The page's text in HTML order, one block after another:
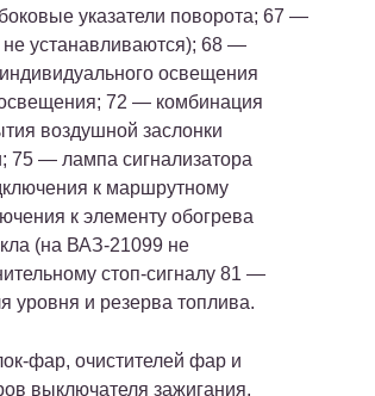
указатели поворота; 67 —
устанавливаются); 68 —
освещения
72 — комбинация
воздушной заслонки
75 — лампа сигнализатора
к маршрутному
к элементу обогрева
(на ВАЗ-21099 не
стоп-сигналу 81 —
уровня и резерва топлива.
фар, очистителей фар и
выключателя зажигания,